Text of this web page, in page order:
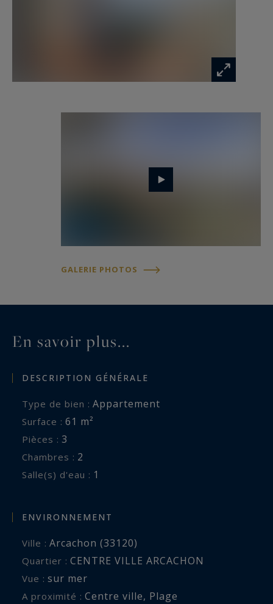
Les informations sur les risques auxquels ce
GALERIE PHOTOS
En savoir plus...
DESCRIPTION GÉNÉRALE
Type de bien : Appartement
Surface : 61 m²
Pièces : 3
Chambres : 2
Salle(s) d'eau : 1
ENVIRONNEMENT
Ville : Arcachon (33120)
Quartier : CENTRE VILLE ARCACHON
Vue : sur mer
A proximité : Centre ville, Plage